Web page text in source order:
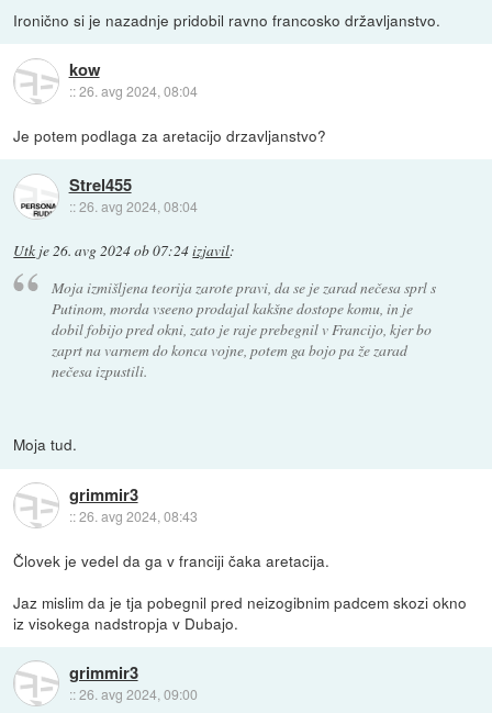
Ironično si je nazadnje pridobil ravno francosko državljanstvo.
kow
::26. avg 2024, 08:04
Je potem podlaga za aretacijo drzavljanstvo?
Strel455
::26. avg 2024, 08:04
Utk je26. avg 2024 ob 07:24izjavil:
Moja izmišljena teorija zarote pravi, da se je zarad nečesa sprl s
Putinom, morda vseeno prodajal kakšne dostope komu, in je
dobil fobijo pred okni, zato je raje prebegnil v Francijo, kjer bo
zaprt na varnem do konca vojne, potem ga bojo pa že zarad
nečesa izpustili.
Moja tud.
grimmir3
::26. avg 2024, 08:43
Človek je vedel da ga v franciji čaka aretacija.
Jaz mislim da je tja pobegnil pred neizogibnim padcem skozi okno
iz visokega nadstropja v Dubajo.
grimmir3
::26. avg 2024, 09:00